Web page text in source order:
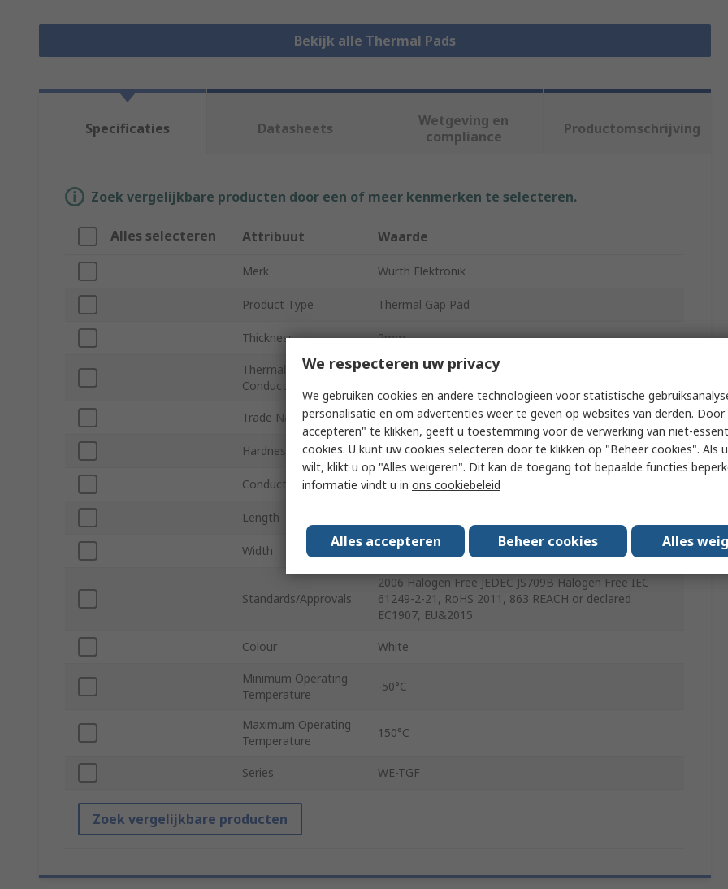
Bekijk alle Thermal Pads
Specificaties Datasheets
Wetgeving en
compliance
Productomschrijving
Zoek vergelijkbare producten door een of meer kenmerken te selecteren.
Alles selecteren Attribuut Waarde
Merk Wurth Elektronik
Product Type Thermal Gap Pad
Thickness 2mm
Thermal
Conductivity
Trade Name WE-TGF
Hardness 35 Shore C
Conductive Material Silicone with Ceramic Particles
Length
Width 200mm
Standards/Approvals
2006 Halogen Free JEDEC JS709B Halogen Free IEC
61249-2-21, RoHS 2011, 863 REACH or declared
EC1907, EU&2015
Colour White
Minimum Operating
Temperature
-50°C
Maximum Operating
Temperature
150°C
Series WE-TGF
Zoek vergelijkbare producten
We respecteren uw privacy
We gebruiken cookies en andere technologieën voor statistische
personalisatie en om advertenties weer te geven op websites van derden. Door
accepteren" te klikken, geeft u toestemming voor de verwerking van niet-
cookies. U kunt uw cookies selecteren door te klikken op "Beheer cookies". Als
wilt, klikt u op "Alles weigeren". Dit kan de toegang tot bepaalde functies
informatie vindt u in ons cookiebeleid
Alles accepteren Beheer cookies Alles